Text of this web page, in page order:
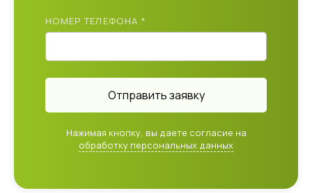
НОМЕР ТЕЛЕФОНА *
Отправить заявку
Нажимая кнопку, вы даете согласие на
обработку персональных данных